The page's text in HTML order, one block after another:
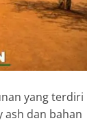
yang terdiri
ash dan bahan